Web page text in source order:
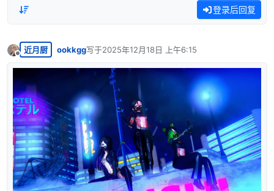
登录后回复
离线
近月厨 ookkgg写于2025年12月18日 上午6:15
最后由 编辑